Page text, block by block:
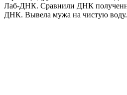
Лаб-ДНК. Сравнили ДНК
ДНК. Вывела мужа на чистую воду.